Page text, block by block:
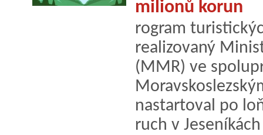
milionů korun
rogram
realizovaný
(MMR) ve
nastartoval po
ruch v